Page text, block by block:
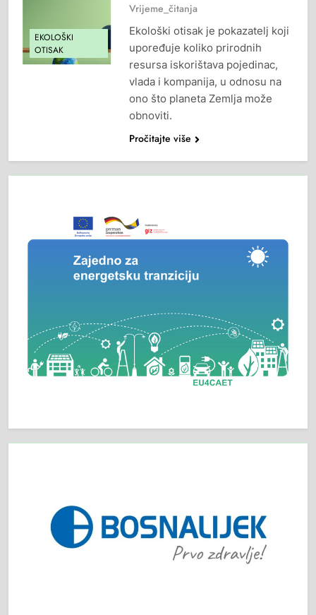
EKOLOŠKI
OTISAK
Vrijeme_čitanja
Ekološki otisak je pokazatelj koji
upoređuje koliko prirodnih
resursa iskorištava pojedinac,
vlada i kompanija, u odnosu na
ono što planeta Zemlja može
obnoviti.
Pročitajte više